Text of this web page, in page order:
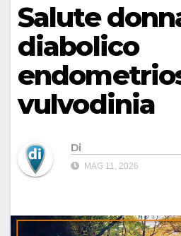
Salute
diabolico
vulvodinia
Di
MAG 11, 2026